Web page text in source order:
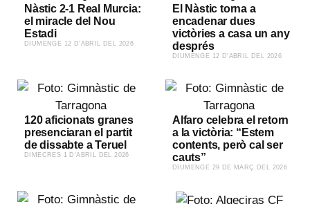
Nàstic 2-1 Real Murcia:
el miracle del Nou
Estadi
​DIUMENGE 12 D'ABRIL DEL 2026
El Nàstic torna a
encadenar dues
victòries a casa un any
després
​DIUMENGE 12 D'ABRIL DEL 2026
120 aficionats granes
presenciaran el partit
de dissabte a Teruel
​DIMECRES 1 D'ABRIL DEL 2026
Alfaro celebra el retorn
a la victòria: “Estem
contents, però cal ser
cauts”
​DIUMENGE 29 DE MARÇ DEL 2026